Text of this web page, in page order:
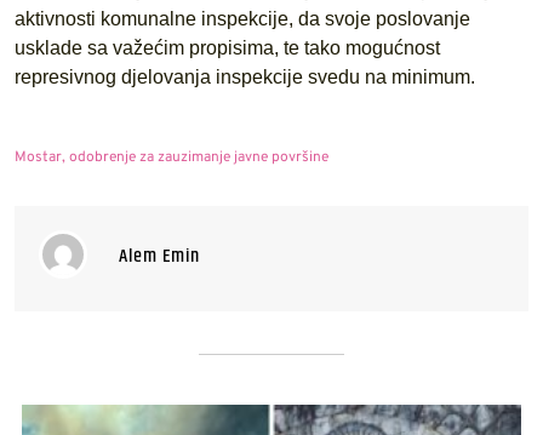
aktivnosti komunalne inspekcije, da svoje poslovanje
usklade sa važećim propisima, te tako mogućnost
represivnog djelovanja inspekcije svedu na minimum.
Mostar,odobrenje za zauzimanje javne površine
Alem Emin